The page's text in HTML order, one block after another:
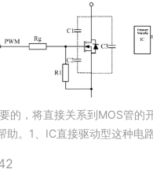
的，将直接关系到MOS管
助。1、IC直接驱动型这种